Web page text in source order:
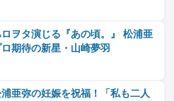
ヲタ演じる『あの頃。』 松浦亜
期待の新星・山崎夢羽
亜弥の妊娠を祝福！「私も二人